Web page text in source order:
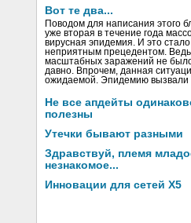
Вот те два...
Поводом для написания этого
уже вторая в течение года
вирусная эпидемия. И это
неприятным прецедентом. Ведь
масштабных заражений не
давно. Впрочем, данная
ожидаемой. Эпидемию вызвали
Не все апдейты
полезны
Утечки бывают разными
Здравствуй, племя
незнакомое...
Инновации для сетей X5